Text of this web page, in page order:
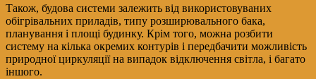
Також, будова системи залежить від використовуваних
обігрівальних приладів, типу розширювального бака,
планування і площі будинку. Крім того, можна розбити
систему на кілька окремих контурів і передбачити можливість
природної циркуляції на випадок відключення світла, і багато
іншого.